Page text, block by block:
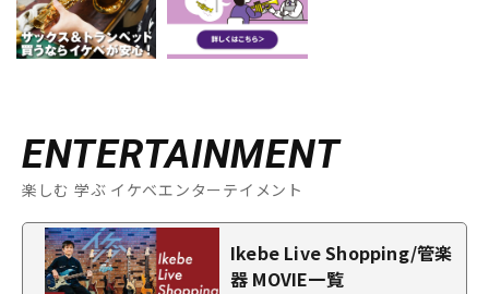
ENTERTAINMENT
楽しむ 学ぶ イケベエンターテイメント
Ikebe Live Shopping/管楽
器 MOVIE一覧